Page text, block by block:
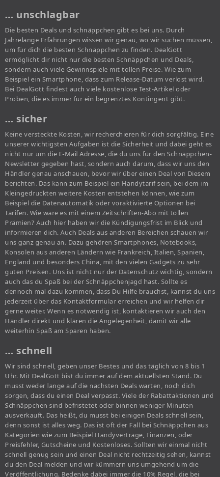
… unschlagbar
Die besten Deals und schnäppchen gibt es bei uns. Durch
Jahrelange Erfahrungen wissen wir genau, wo wir suchen müssen,
um für dich die besten Schnäppchen zu finden. DealGott
ermöglicht dir nicht nur die besten Schnäppchen und Deals,
sondern auch viele Gewinnspiele mit tollen Preise. Wie zum
Beispiel ein Smartphone, dass zum Release-Datum verlost wird.
Bei DealGott findest auch viele kostenlose Test-Artikel oder
Proben, die es immer für ein begrenztes Kontingent gibt.
… sicher
Keine versteckte Kosten, wir recherchieren für dich sorgfältig. Eine
unserer wichtigsten Aufgaben ist die Sicherheit und dabei geht es
nicht nur um die E-Mail Adresse, die du uns für den Schnäppchen-
Newsletter gegeben hast, sondern auch darum, dass wir uns den
Händler genau anschauen, bevor wir über einen Deal von Diesem
berichten. Das kann zum Beispiel ein Handytarif sein, bei dem im
Kleingedruckten weitere Kosten entstehen können, wie zum
Beispiel die Datenautomatik oder voraktivierte Optionen bei
Tarifen. Wie wäre es mit einem Zeitschriften-Abo mit tollen
Prämien? Auch hier haben wir die Kündigungsfrist im Blick und
informieren dich. Auch Deals aus anderen Bereichen schauen wir
uns ganz genau an. Dazu gehören Smartphones, Notebooks,
Konsolen aus anderen Ländern wie Frankreich, Italien, Spanien,
England und besonders China, mit den vielen Gadgets zu sehr
guten Preisen. Uns ist nicht nur der Datenschutz wichtig, sondern
auch das du Spaß bei der Schnäppchenjagd hast. Sollte es
dennoch mal dazu kommen, dass Du Hilfe brauchst, kannst du uns
jederzeit über das Kontaktformular erreichen und wir helfen dir
gerne weiter. Wenn es notwendig ist, kontaktieren wir auch den
Händler direkt und klären die Angelegenheit, damit wir alle
weiterhin Spaß am Sparen haben.
… schnell
Wir sind schnell, geben unser Bestes und das täglich von 8 bis 1
Uhr. Mit DealGott bist du immer auf dem aktuellsten Stand. Du
musst weder lange auf die nächsten Deals warten, noch dich
sorgen, dass du einen Deal verpasst. Viele der Rabattaktionen und
Schnäppchen sind befristetet oder binnen weniger Minuten
ausverkauft. Das heißt, du musst bei einigen Deals schnell sein,
denn sonst ist alles weg. Das ist oft der Fall bei Schnäppchen aus
Kategorien wie zum Beispiel Handyverträge, Finanzen, oder
Preisfehler, Gutscheine und Kostenloses. Sollten wir einmal nicht
schnell genug sein und einen Deal nicht rechtzeitig sehen, kannst
du den Deal melden und wir kümmern uns umgehend um die
Veröffentlichung. Bedenke dabei immer die 10% Regel, die bei